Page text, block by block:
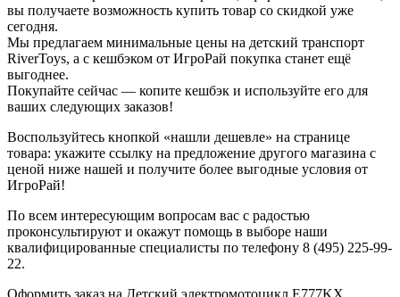
вы получаете возможность купить товар со скидкой уже
сегодня.
Мы предлагаем минимальные цены на детский транспорт
RiverToys, а с кешбэком от ИгроРай покупка станет ещё
выгоднее.
Покупайте сейчас — копите кешбэк и используйте его для
ваших следующих заказов!
Воспользуйтесь кнопкой «нашли дешевле» на странице
товара: укажите ссылку на предложение другого магазина с
ценой ниже нашей и получите более выгодные условия от
ИгроРай!
По всем интересующим вопросам вас с радостью
проконсультируют и окажут помощь в выборе наши
квалифицированные специалисты по телефону 8 (495) 225-99-
22.
Оформить заказ на Детский электромотоцикл E777KX